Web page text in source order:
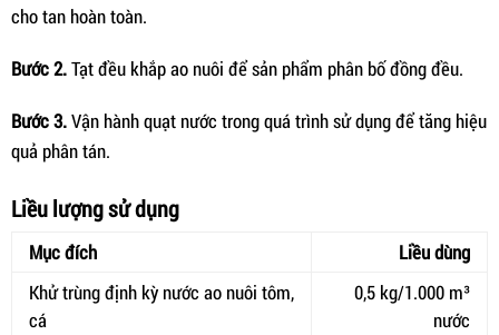
cho tan hoàn toàn.
Bước 2.Tạt đều khắp ao nuôi để sản phẩm phân bố đồng đều.
Bước 3.Vận hành quạt nước trong quá trình sử dụng để tăng hiệu
quả phân tán.
Liều lượng sử dụng
Mục đích
Liều dùng
Khử trùng định kỳ nước ao nuôi tôm,
cá
0,5 kg/1.000 m³
nước